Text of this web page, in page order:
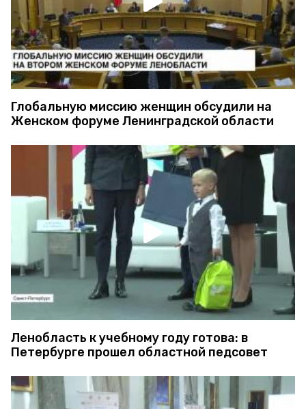
Глобальную миссию женщин обсудили на
Женском форуме Ленинградской области
Ленобласть к учебному году готова: в
Петербурге прошел областной педсовет